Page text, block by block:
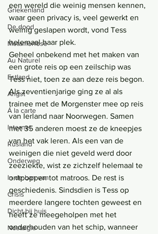
Griekenland
De dood
Metamorfose
Au Naturel
Estland
Angst
Á la carte
Internet
Rusland
Onderweg
In de ban van
Crisis
Dicht bij huis
Nostalgie
een wereld die weinig mensen kennen,
waar geen privacy is, veel gewerkt en
weinig geslapen wordt, vond Tess
helemaal haar plek.
Geheel onbekend met het maken van
een grote reis op een zeilschip was
Tess niet, toen ze aan deze reis begon.
Als zeventienjarige ging ze al als
trainee met de Morgenster mee op reis
van Ierland naar Noorwegen. Samen
met 35 anderen moest ze de kneepjes
van het vak leren. Als een van de
weinigen die niet geveld werd door
zeeziekte, wist ze zichzelf helemaal te
ontpoppen tot matroos. De rest is
geschiedenis. Sindsdien is Tess op
meerdere langere tochten geweest en
heeft ze meegeholpen met het
onderhouden van het schip, wanneer